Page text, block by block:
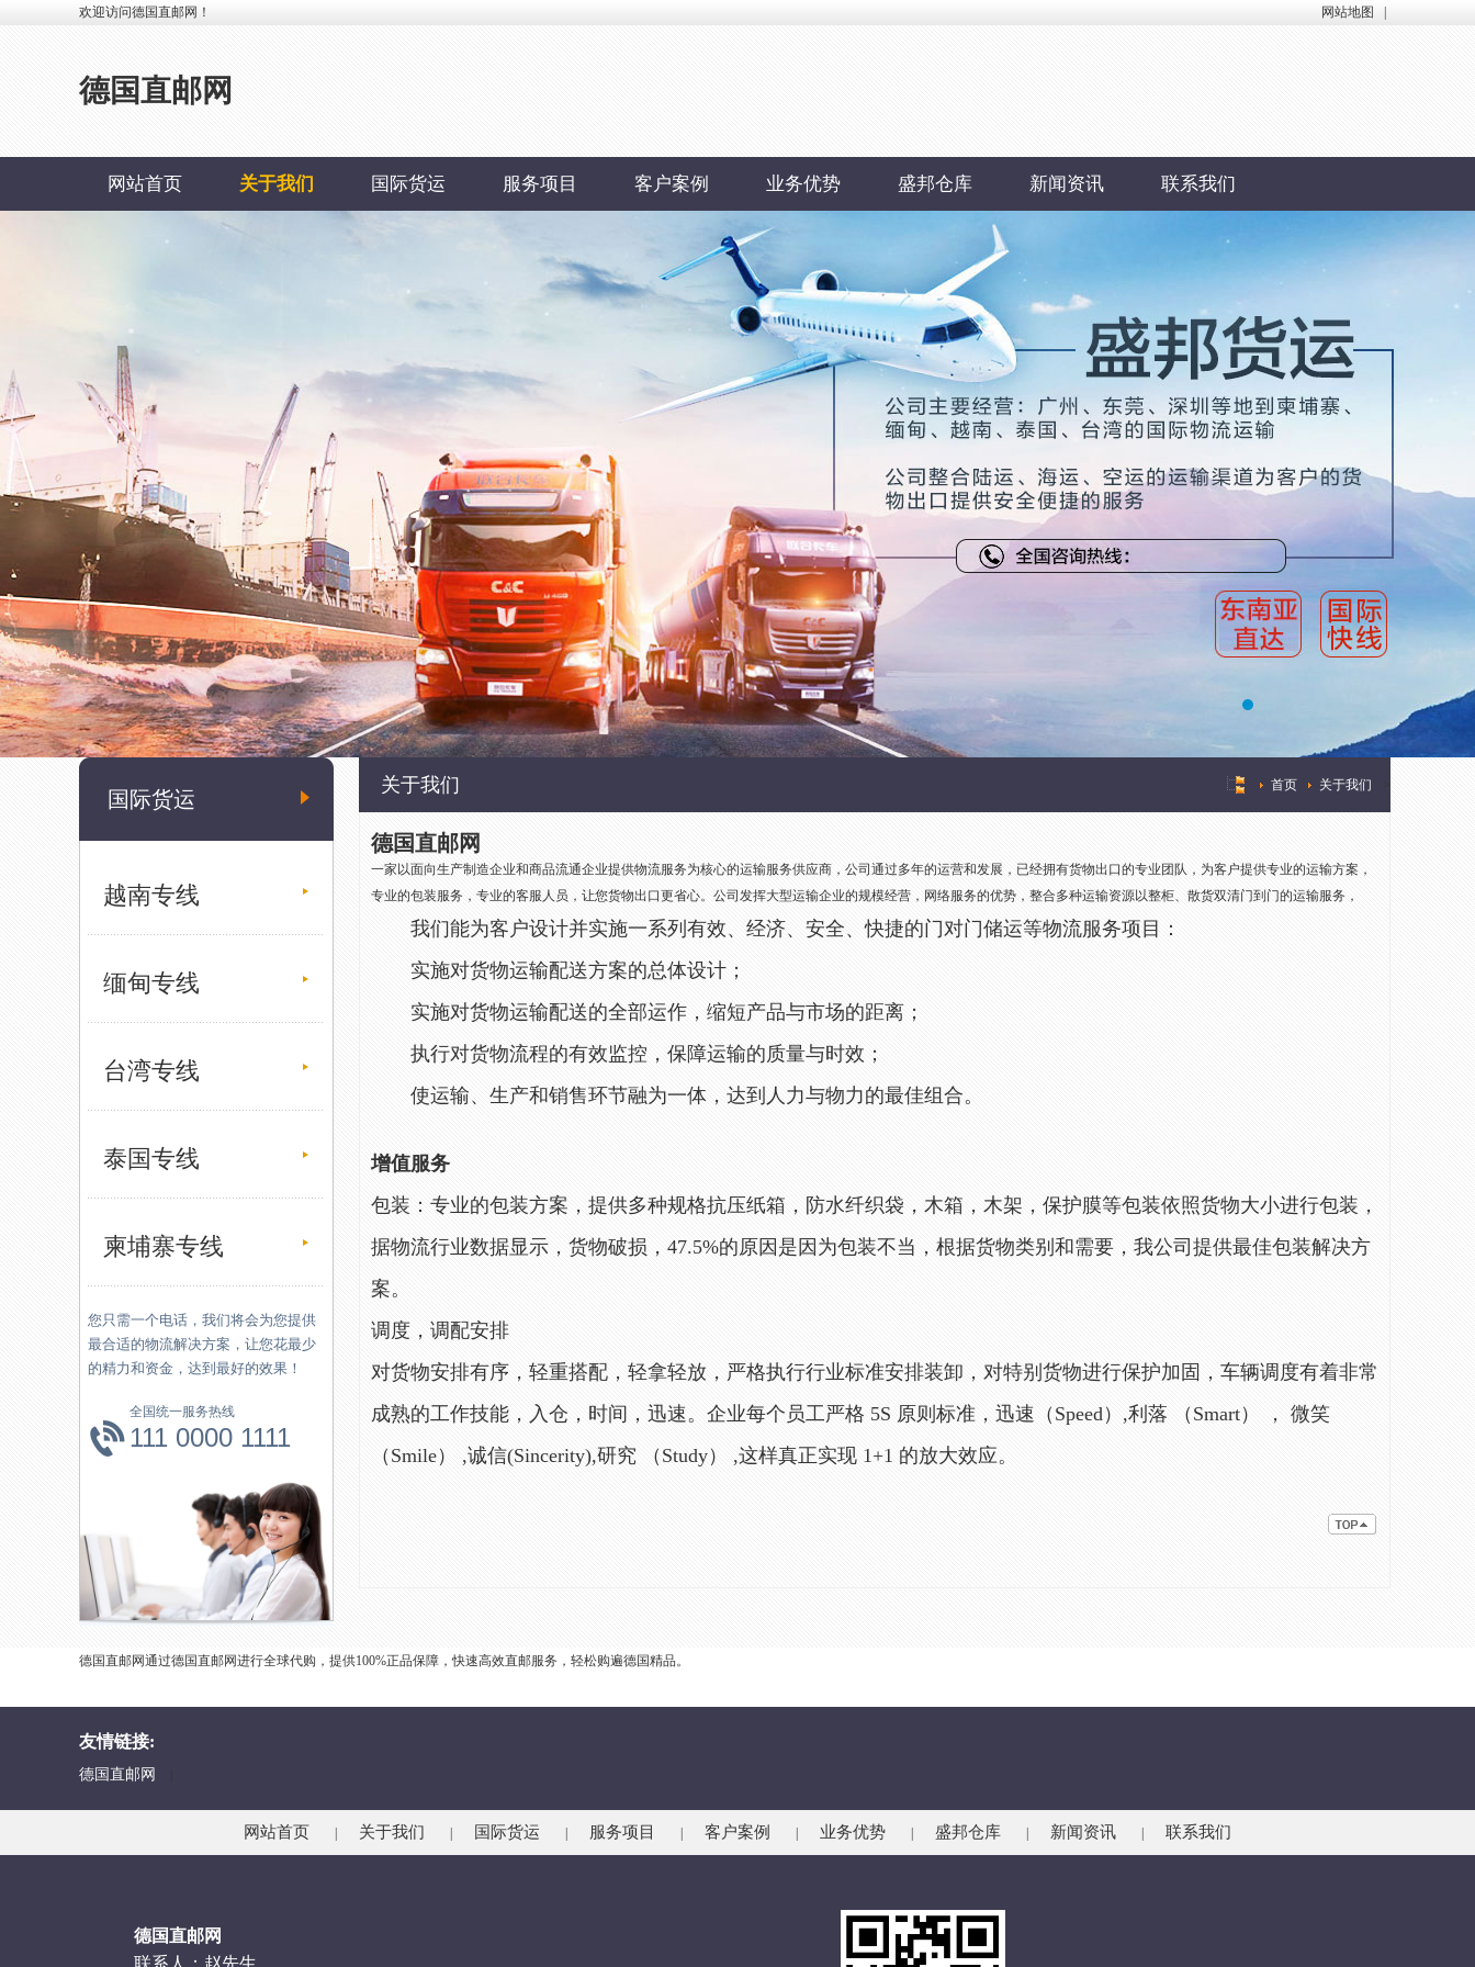
欢迎访问德国直邮网！ 网站地图
德国直邮网
网站首页 关于我们 国际货运 服务项目 客户案例 业务优势 盛邦仓库 新闻资讯 联系我们
国际货运
越南专线
缅甸专线
台湾专线
泰国专线
柬埔寨专线
您只需一个电话，我们将会为您提供
最合适的物流解决方案，让您花最少
的精力和资金，达到最好的效果！
全国统一服务热线
111 0000 1111
关于我们 首页 关于我们
德国直邮网
一家以面向生产制造企业和商品流通企业提供物流服务为核心的运输服务供应商，公司通过多年的运营和发展，已经拥有货物出口的专业团队，为客户提供专业的运输方案，
专业的包装服务，专业的客服人员，让您货物出口更省心。公司发挥大型运输企业的规模经营，网络服务的优势，整合多种运输资源以整柜、散货双清门到门的运输服务，
我们能为客户设计并实施一系列有效、经济、安全、快捷的门对门储运等物流服务项目：
实施对货物运输配送方案的总体设计；
实施对货物运输配送的全部运作，缩短产品与市场的距离；
执行对货物流程的有效监控，保障运输的质量与时效；
使运输、生产和销售环节融为一体，达到人力与物力的最佳组合。
增值服务
包装：专业的包装方案，提供多种规格抗压纸箱，防水纤织袋，木箱，木架，保护膜等包装依照货物大小进行包装，
据物流行业数据显示，货物破损，47.5%的原因是因为包装不当，根据货物类别和需要，我公司提供最佳包装解决方
案。
调度，调配安排
对货物安排有序，轻重搭配，轻拿轻放，严格执行行业标准安排装卸，对特别货物进行保护加固，车辆调度有着非常
成熟的工作技能，入仓，时间，迅速。企业每个员工严格 5S 原则标准，迅速（Speed）,利落 （Smart） ， 微笑
（Smile） ,诚信(Sincerity),研究 （Study） ,这样真正实现 1+1 的放大效应。
德国直邮网通过德国直邮网进行全球代购，提供100%正品保障，快速高效直邮服务，轻松购遍德国精品。
友情链接:
德国直邮网
网站首页 关于我们 国际货运 服务项目 客户案例 业务优势 盛邦仓库 新闻资讯 联系我们
德国直邮网
联系人：赵先生